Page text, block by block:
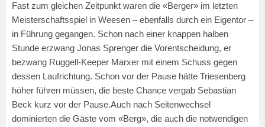
Fast zum gleichen Zeitpunkt waren die «Berger» im letzten
Meisterschaftsspiel in Weesen – ebenfalls durch ein Eigentor –
in Führung gegangen. Schon nach einer knappen halben
Stunde erzwang Jonas Sprenger die Vorentscheidung, er
bezwang Ruggell-Keeper Marxer mit einem Schuss gegen
dessen Laufrichtung. Schon vor der Pause hätte Triesenberg
höher führen müssen, die beste Chance vergab Sebastian
Beck kurz vor der Pause.Auch nach Seitenwechsel
dominierten die Gäste vom «Berg», die auch die notwendigen